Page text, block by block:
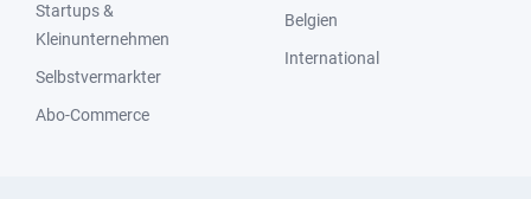
Startups &
Kleinunternehmen
Selbstvermarkter
Abo-Commerce
Belgien
International